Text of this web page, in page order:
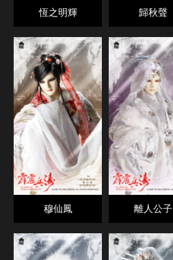
恆之明輝 歸秋聲
穆仙鳳 離人公子